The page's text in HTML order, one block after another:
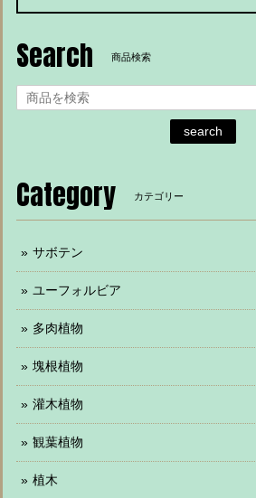
Search 商品検索
search
Category カテゴリー
サボテン
ユーフォルビア
多肉植物
塊根植物
灌木植物
観葉植物
植木